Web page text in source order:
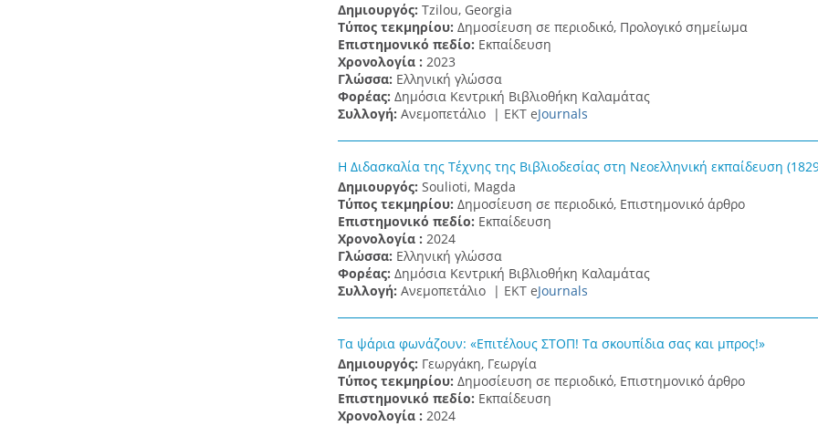
Δημιουργός: Tzilou, Georgia
Τύπος τεκμηρίου: Δημοσίευση σε περιοδικό, Προλογικό σημείωμα
Επιστημονικό πεδίο: Εκπαίδευση
Χρονολογία : 2023
Γλώσσα: Ελληνική γλώσσα
Φορέας: Δημόσια Κεντρική Βιβλιοθήκη Καλαμάτας
Συλλογή: Ανεμοπετάλιο | ΕΚΤ eJournals
Η Διδασκαλία της Τέχνης της Βιβλιοδεσίας στη Νεοελληνική εκπαίδευση
Δημιουργός: Soulioti, Magda
Τύπος τεκμηρίου: Δημοσίευση σε περιοδικό, Επιστημονικό άρθρο
Επιστημονικό πεδίο: Εκπαίδευση
Χρονολογία : 2024
Γλώσσα: Ελληνική γλώσσα
Φορέας: Δημόσια Κεντρική Βιβλιοθήκη Καλαμάτας
Συλλογή: Ανεμοπετάλιο | ΕΚΤ eJournals
Τα ψάρια φωνάζουν: «Επιτέλους ΣΤΟΠ! Τα σκουπίδια σας και μπρος!»
Δημιουργός: Γεωργάκη, Γεωργία
Τύπος τεκμηρίου: Δημοσίευση σε περιοδικό, Επιστημονικό άρθρο
Επιστημονικό πεδίο: Εκπαίδευση
Χρονολογία : 2024